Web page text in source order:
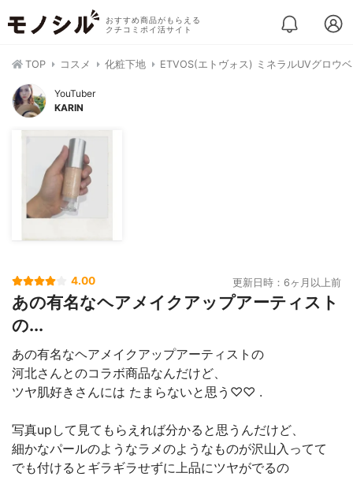
おすすめ商品がもらえる
クチコミポイ活サイト
TOP コスメ 化粧下地 ETVOS(エトヴォス) ミネラルUVグロウ
YouTuber
KARIN
4.00 更新日時：6ヶ月以上前
あの有名なヘアメイクアップアーティスト
の...
あの有名なヘアメイクアップアーティストの
河北さんとのコラボ商品なんだけど、
ツヤ肌好きさんには たまらないと思う♡♡ .
写真upして見てもらえれば分かると思うんだけど、
細かなパールのようなラメのようなものが沢山入ってて
でも付けるとギラギラせずに上品にツヤがでるの